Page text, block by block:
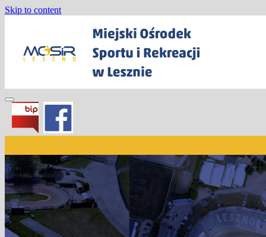
Skip to content
Miejski Ośrodek Sportu i Rekreacji w
Lesznie